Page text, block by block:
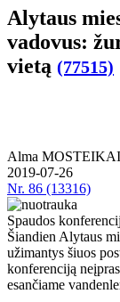
Alytaus
vadovus:
vietą (77515)
Alma
2019-07-26
Nr. 86 (13316)
Spaudos
Šiandien Alytaus
užimantys šiuos
konferenciją
esančiame